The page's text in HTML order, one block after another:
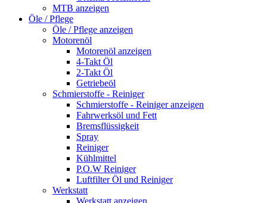
MTB anzeigen
Öle / Pflege
Öle / Pflege anzeigen
Motorenöl
Motorenöl anzeigen
4-Takt Öl
2-Takt Öl
Getriebeöl
Schmierstoffe - Reiniger
Schmierstoffe - Reiniger anzeigen
Fahrwerksöl und Fett
Bremsflüssigkeit
Spray
Reiniger
Kühlmittel
P.O.W Reiniger
Luftfilter Öl und Reiniger
Werkstatt
Werkstatt anzeigen